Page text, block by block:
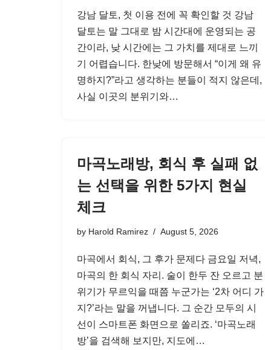
강남 달토, 첫 이용 전에 꼭 확인할 것 강남
달토는 말 그대로 밤 시간대에 운영되는 공
간이라, 낮 시간에는 그 가치를 제대로 느끼
기 어렵습니다. 한낮에 방문해서 “이게 왜 유
명하지?”라고 생각하는 분들이 적지 않은데,
사실 이곳의 분위기와…
마곡노래방, 회식 후 실패 없
는 선택을 위한 5가지 현실
체크
by Harold Ramirez August 5, 2026
마곡에서 회식, 그 후가 문제다 금요일 저녁,
마곡의 한 회식 자리. 술이 한두 잔 오르고 분
위기가 무르익을 때쯤 누군가는 ‘2차 어디 가
지?’라는 말을 꺼냅니다. 그 순간 모두의 시
선이 스마트폰 화면으로 쏠리죠. ‘마곡노래
방’을 검색해 보지만, 지도에…